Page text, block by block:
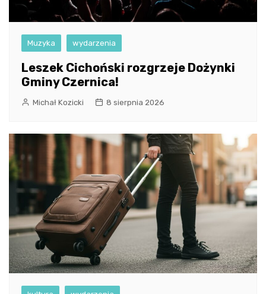
Muzyka wydarzenia
Leszek Cichoński rozgrzeje Dożynki
Gminy Czernica!
Michał Kozicki 8 sierpnia 2026